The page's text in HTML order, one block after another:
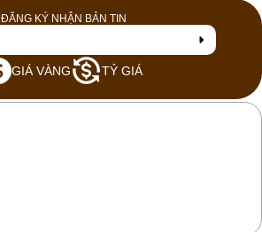
ĐĂNG KÝ NHẬN BẢN TIN
GIÁ VÀNG TỶ GIÁ